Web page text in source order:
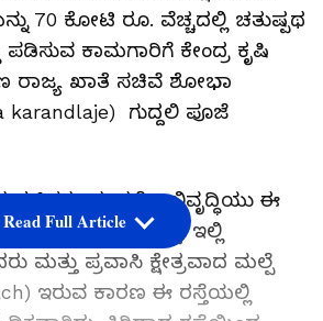
70 ಕೋಟಿ ರೂ. ವೆಚ್ಚದಲ್ಲಿ ಚತುಷ್ಪಥ
ಕಾಮಗಾರಿಗೆ ಕೇಂದ್ರ ಕೃಷಿ
ರಾಜ್ಯ ಖಾತೆ ಸಚಿವೆ ಶೋಭಾ
karandlaje) ಗುದ್ದಲಿ ಪೂಜೆ
ಸಚಿವರು, ಈ ರಸ್ತೆ ಆಭಿವೃದ್ಧಿಯು ಈ
ಬೇಡಿಕೆಯಾಗಿದ್ದು, ಇಲ್ಲಿ
ಮತ್ತು ಪ್ರವಾಸಿ ಕ್ಷೇತ್ರವಾದ ಮಲ್ಪೆ
ಇರುವ ಕಾರಣ ಈ ರಸ್ತೆಯಲ್ಲಿ
Read Full Article